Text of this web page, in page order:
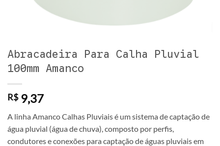
Abracadeira Para Calha Pluvial
100mm Amanco
R$9,37
A linha Amanco Calhas Pluviais é um sistema de captação de
água pluvial (água de chuva), composto por perfis,
condutores e conexões para captação de águas pluviais em